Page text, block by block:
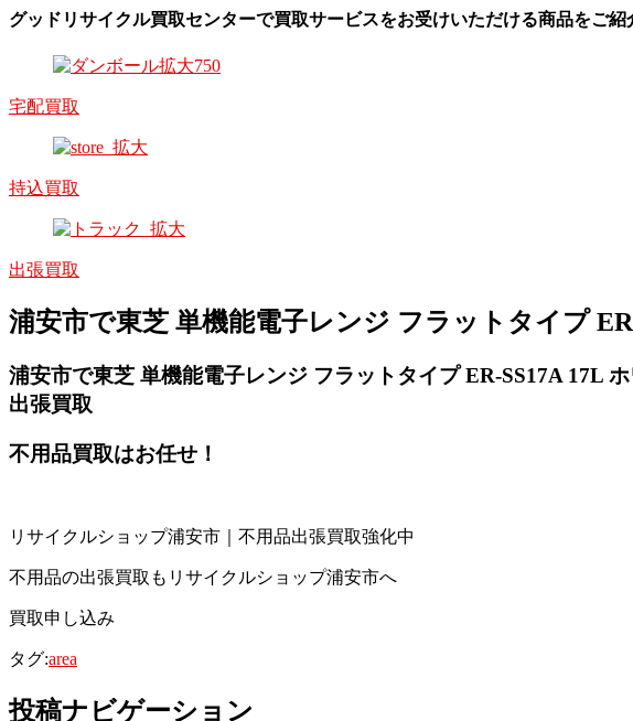
グッドリサイクル買取センターで買取サービスをお受けいただける商品をご紹
宅配買取
持込買取
出張買取
浦安市で東芝 単機能電子レンジ フラットタイプ
浦安市で東芝 単機能電子レンジ フラットタイプ ER-SS17A 17L
出張買取
不用品買取はお任せ！
リサイクルショップ浦安市｜不用品出張買取強化中
不用品の出張買取もリサイクルショップ浦安市へ
買取申し込み
タグ:area
投稿ナビゲーション